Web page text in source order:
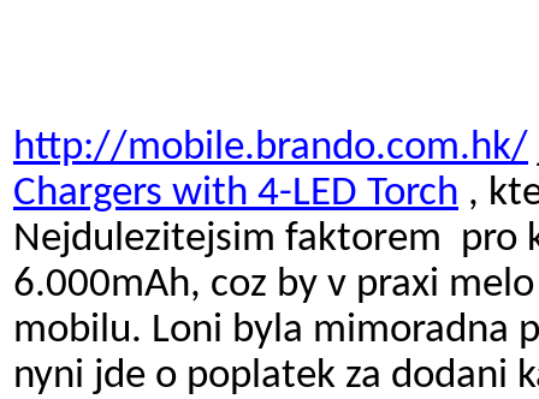
http://mobile.brando.com.hk/
Chargers with 4-LED Torch ,
Nejdulezitejsim faktorem pro
6.000mAh, coz by v praxi
mobilu. Loni byla mimoradna
nyni jde o poplatek za dodani